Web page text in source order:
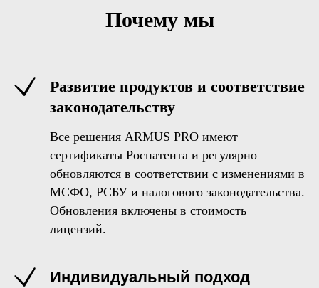
Почему мы
Развитие продуктов и соответствие
законодательству
Все решения ARMUS PRO имеют
сертификаты Роспатента и регулярно
обновляются в соответствии с изменениями в
МСФО, РСБУ и налогового законодательства.
Обновления включены в стоимость
лицензий.
Индивидуальный подход